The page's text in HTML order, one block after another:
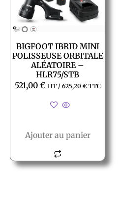
BIGFOOT IBRID MINI
POLISSEUSE ORBITALE
ALÉATOIRE –
HLR75/STB
521,00 € HT / 625,20 €TTC
Ajouter au panier